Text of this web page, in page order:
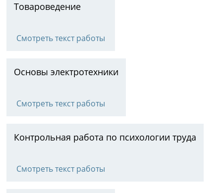
Товароведение
Смотреть текст работы
Основы электротехники
Смотреть текст работы
Контрольная работа по психологии труда
Смотреть текст работы